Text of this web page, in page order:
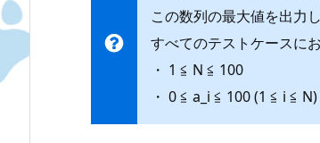
この数列の最大値を出力
すべてのテストケースに
・ 1 ≦ N ≦ 100
・ 0 ≦ a_i ≦ 100 (1 ≦ i ≦ N)